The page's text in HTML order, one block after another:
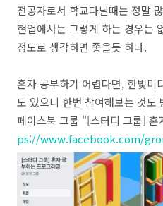
전공자로서 학교다닐때는 정말
현업에서는 그렇게 하는 경우는
정도로 생각하면 좋을듯 하다.
혼자 공부하기 어렵다면, 한빛미
도 있으니 한번 참여해보는 것도
페이스북 그룹 "[스터디 그룹] 혼
ps://www.facebook.com/